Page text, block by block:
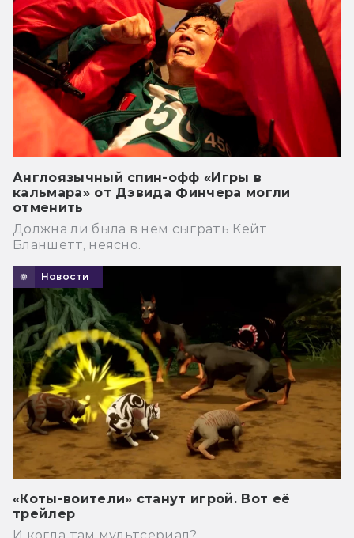
Англоязычный спин-офф «Игры в
кальмара» от Дэвида Финчера могли
отменить
Должна ли была в нем сыграть Кейт
Бланшетт, неясно.
Новости
«Коты-воители» станут игрой. Вот её
трейлер
И когда там мультсериал?